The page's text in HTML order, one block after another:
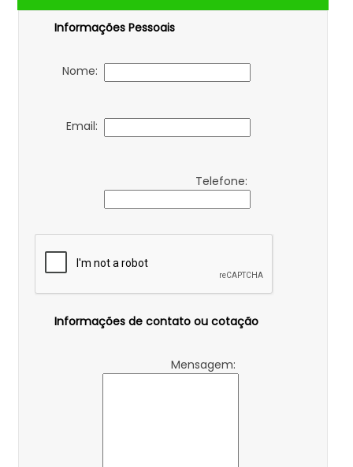
Informações Pessoais
Nome:
Email:
Telefone:
Informações de contato ou cotação
Mensagem: